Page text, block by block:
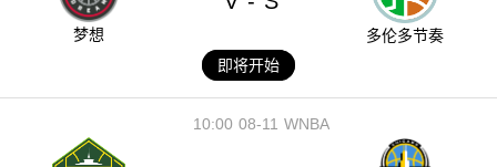
梦想
多伦多节奏
即将开始
08-11
10:00 WNBA